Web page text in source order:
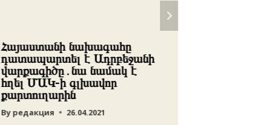
Հայաստանի նախագահը
դատապարտել է Ադրբեջանի
վարքագիծը․նա նամակ է
հղել ՄԱԿ-ի գլխավոր
քարտուղարին
By редакция 26.04.2021